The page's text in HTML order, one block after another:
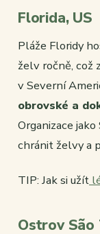
Florida, US
Pláže Floridy
želv ročně, což
v Severní
obrovské a
Organizace
chránit želvy a
TIP: Jak si užít
Ostrov São